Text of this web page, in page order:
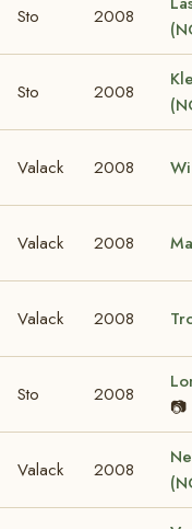
Sto 2008
Sto 2008
Valack 2008
Valack 2008
Valack 2008
Sto 2008
📷
Valack 2008